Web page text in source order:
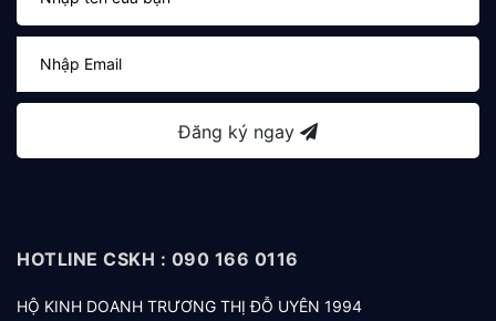
Đăng ký ngay
HOTLINE CSKH : 090 166 0116
HỘ KINH DOANH TRƯƠNG THỊ ĐỖ UYÊN 1994